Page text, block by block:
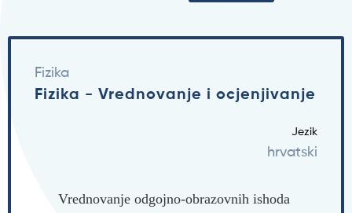
Fizika
Fizika - Vrednovanje i ocjenjivanje
Jezik
hrvatski
Vrednovanje odgojno-obrazovnih ishoda